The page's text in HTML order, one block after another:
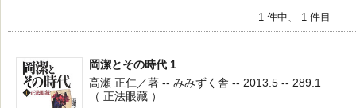
1 件中、 1 件目
岡潔とその時代 1
高瀬 正仁／著 -- みみずく舎 -- 2013.5 -- 289.1
（ 正法眼藏 ）